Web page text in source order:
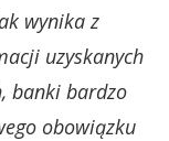
wynika z
uzyskanych
banki bardzo
obowiązku